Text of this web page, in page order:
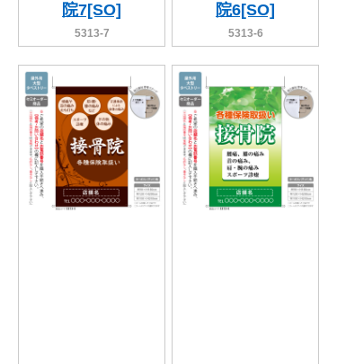
OTHER ITEMS
関連アイテムを見る
ORIGINAL ORDER
院7[SO]
5313-7
院6[SO]
5313-6